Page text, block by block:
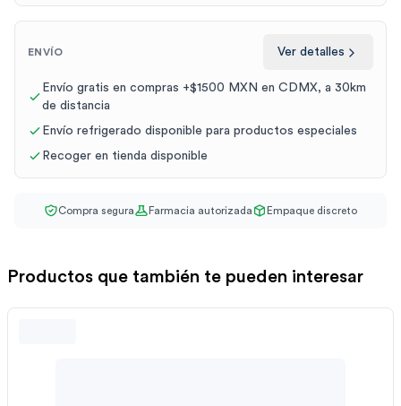
ENVÍO Ver detalles
Envío gratis en compras +$1500 MXN en CDMX, a 30km
de distancia
Envío refrigerado disponible para productos especiales
Recoger en tienda disponible
Compra segura Farmacia autorizada Empaque discreto
Productos que también te pueden interesar